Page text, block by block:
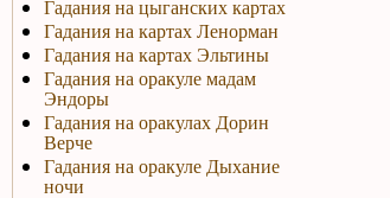
Гадания на цыганских картах
Гадания на картах Ленорман
Гадания на картах Эльтины
Гадания на оракуле мадам
Эндоры
Гадания на оракулах Дорин
Верче
Гадания на оракуле Дыхание
ночи